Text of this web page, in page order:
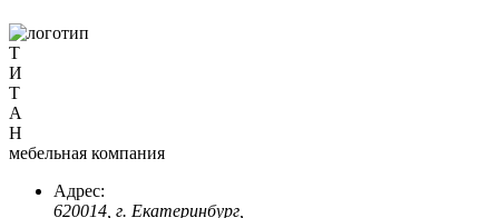
Т
И
Т
А
Н
мебельная компания
Адрес:
620014, г. Екатеринбург,